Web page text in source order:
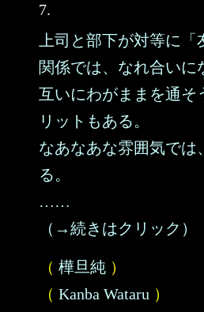
7.
上司と部下が対等に
関係では、なれ合いに
互いにわがままを通そ
リットもある。
なあなあな雰囲気では
る。
……
（→続きはクリック）
（ 樺旦純 ）
（ Kanba Wataru ）